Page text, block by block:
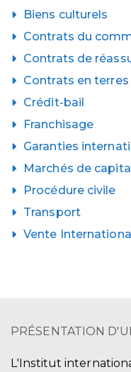
Biens culturels
Contrats du
Contrats de
Contrats en
Crédit-bail
Franchisage
Garanties
Marchés de
Procédure civile
Transport
Vente
PRÉSENTATION
L'Institut